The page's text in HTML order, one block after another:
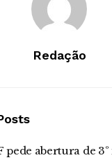
Redação
pede abertura de